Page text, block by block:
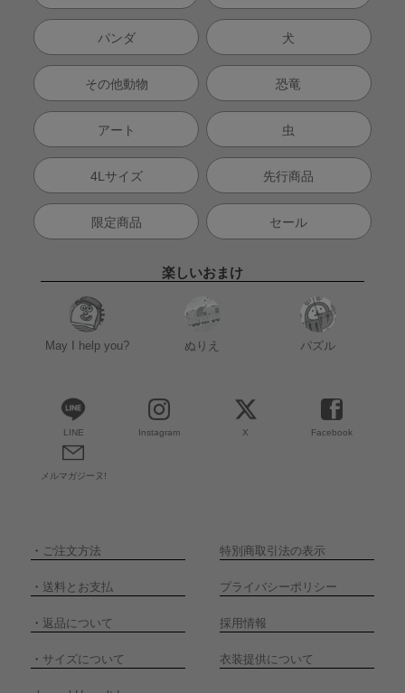
パンダ 犬
その他動物 恐竜
アート 虫
4Lサイズ 先行商品
限定商品 セール
楽しいおまけ
May I help you? ぬりえ パズル
LINE Instagram X Facebook
メルマガジーヌ!
・ ご注文方法 特別商取引法の表示
・ 送料とお支払 プライバシーポリシー
・ 返品について 採用情報
・ サイズについて 衣装提供について